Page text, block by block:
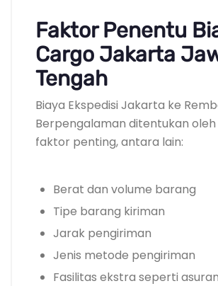
Faktor Penentu
Cargo Jakarta
Tengah
Biaya Ekspedisi Jakarta ke
Berpengalaman ditentukan
faktor penting, antara lain:
Berat dan volume barang
Tipe barang kiriman
Jarak pengiriman
Jenis metode pengiriman
Fasilitas ekstra seperti